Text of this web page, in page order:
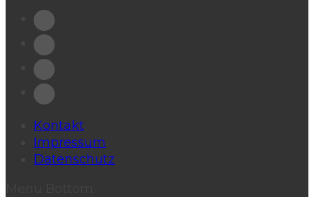
Kontakt
Impressum
Datenschutz